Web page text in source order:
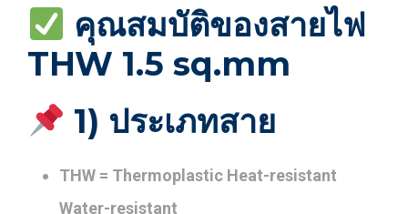
คุณสมบัติของสายไฟ
THW 1.5 sq.mm
1) ประเภทสาย
THW = Thermoplastic Heat-resistant
Water-resistant